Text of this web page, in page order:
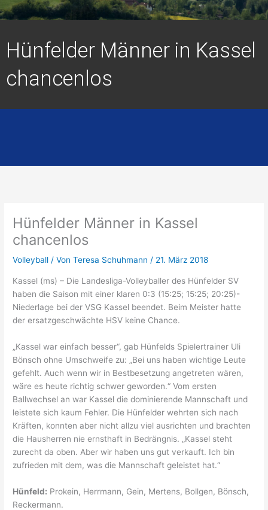
Hünfelder Männer in Kassel
chancenlos
Hünfelder Männer in Kassel
chancenlos
Volleyball / VonTeresa Schuhmann/ 21. März 2018
Kassel (ms) – Die Landesliga-Volleyballer des Hünfelder SV
haben die Saison mit einer klaren 0:3 (15:25; 15:25; 20:25)-
Niederlage bei der VSG Kassel beendet. Beim Meister hatte
der ersatzgeschwächte HSV keine Chance.
„Kassel war einfach besser“, gab Hünfelds Spielertrainer Uli
Bönsch ohne Umschweife zu: „Bei uns haben wichtige Leute
gefehlt. Auch wenn wir in Bestbesetzung angetreten wären,
wäre es heute richtig schwer geworden.“ Vom ersten
Ballwechsel an war Kassel die dominierende Mannschaft und
leistete sich kaum Fehler. Die Hünfelder wehrten sich nach
Kräften, konnten aber nicht allzu viel ausrichten und brachten
die Hausherren nie ernsthaft in Bedrängnis. „Kassel steht
zurecht da oben. Aber wir haben uns gut verkauft. Ich bin
zufrieden mit dem, was die Mannschaft geleistet hat.“
Hünfeld: Prokein, Herrmann, Gein, Mertens, Bollgen, Bönsch,
Reckermann.